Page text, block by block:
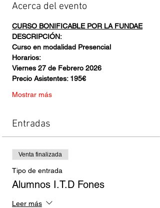
Acerca del evento
CURSO BONIFICABLE POR LA FUNDAE
DESCRIPCIÓN:
Curso en modalidad Presencial
Horarios:
Viernes 27 de Febrero 2026
Precio Asistentes: 195€
Mostrar más
Entradas
Venta finalizada
Tipo de entrada
Alumnos I.T.D Fones
Leer más